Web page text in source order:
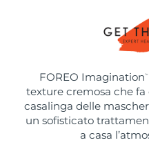
FOREO Imagination ™
texture cremosa che
casalinga delle
un sofisticato
a casa